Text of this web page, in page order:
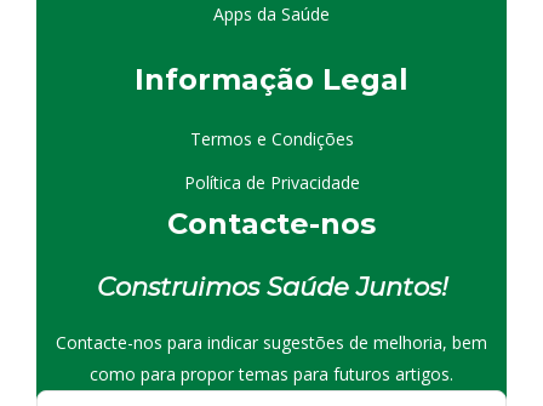
Apps da Saúde
Informação Legal
Termos e Condições
Política de Privacidade
Contacte-nos
Construimos Saúde Juntos!
Contacte-nos para indicar sugestões de melhoria, bem
como para propor temas para futuros artigos.